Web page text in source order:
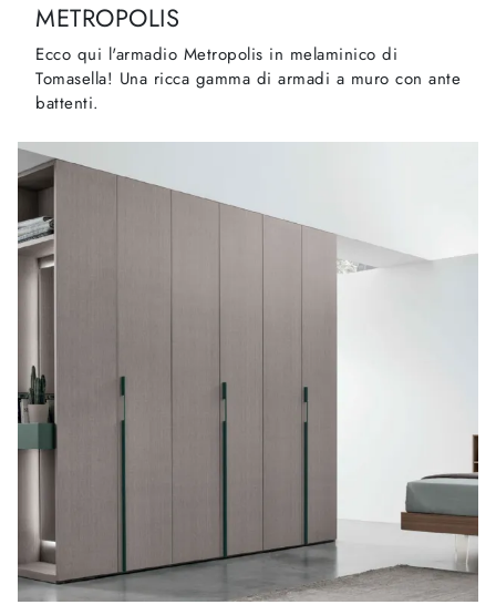
METROPOLIS
Ecco qui l'armadio Metropolis in melaminico di
Tomasella! Una ricca gamma di armadi a muro con ante
battenti.